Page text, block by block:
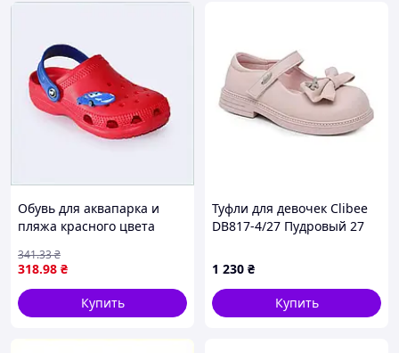
Обувь для аквапарка и
пляжа красного цвета
318.98 ₴
341.33₴
Купить
Туфли для девочек Clibee
DB817-4/27 Пудровый 27
1 230 ₴
Купить